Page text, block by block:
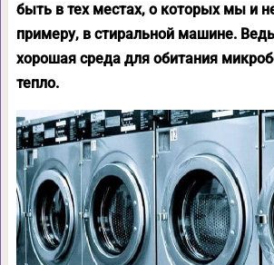
быть в тех местах, о которых мы и
примеру, в стиральной машине.
хорошая среда для обитания
тепло.